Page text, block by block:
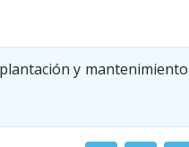
y mantenimiento